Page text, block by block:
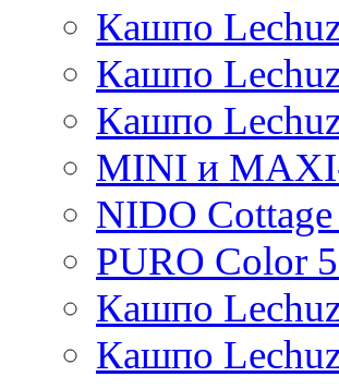
Pure
Кашпо
Кашпо
Кашпо
MINI и
NIDO
PURO Color
Кашпо
Кашпо